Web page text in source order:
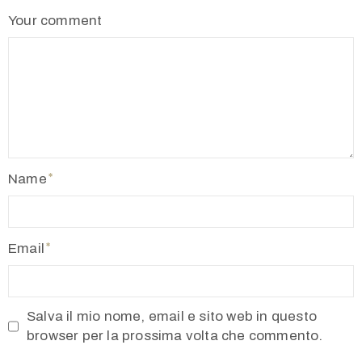
Your comment
Name
Email
Salva il mio nome, email e sito web in questo
browser per la prossima volta che commento.